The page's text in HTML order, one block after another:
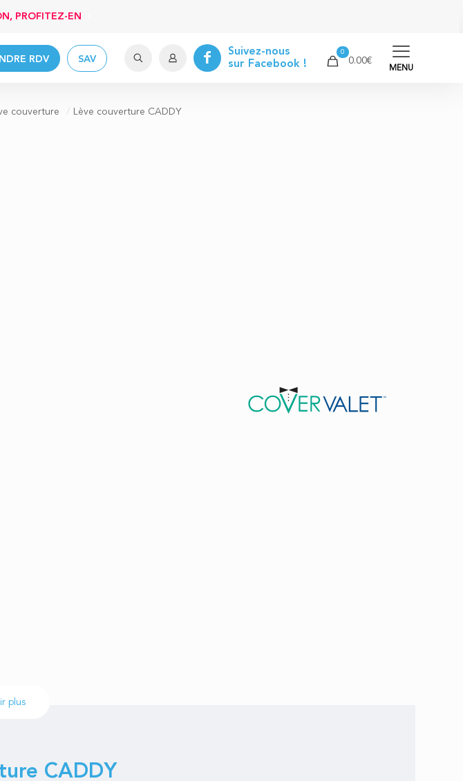
PROFITEZ-EN
RDV SAV
Suivez-nous
sur Facebook !
0
0.00€
MENU
couverture / Lève couverture CADDY
plus
CADDY